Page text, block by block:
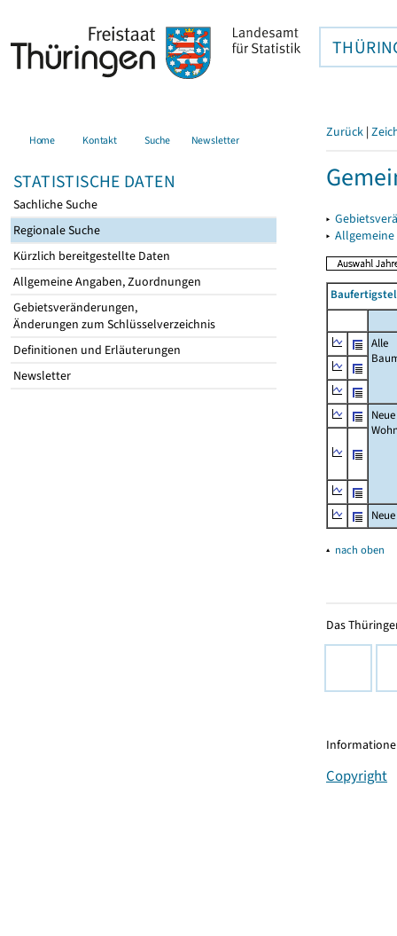
Home Kontakt Suche Newsletter
STATISTISCHE DATEN
Sachliche Suche
Regionale Suche
Kürzlich bereitgestellte Daten
Allgemeine Angaben, Zuordnungen
Gebietsveränderungen,
Änderungen zum Schlüsselverzeichnis
Definitionen und Erläuterungen
Newsletter
Zurück |
▸
▸
Alle
Neue
▴ nach oben
Das
Copyright